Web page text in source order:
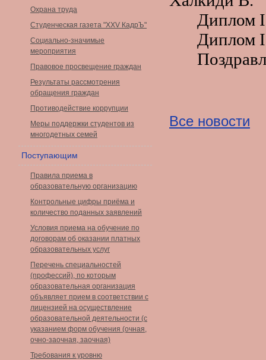
Охрана труда
Студенческая газета "XXV КадрЪ"
Социально-значимые
мероприятия
Правовое просвещение граждан
Результаты рассмотрения
обращения граждан
Противодействие коррупции
Меры поддержки студентов из
многодетных семей
Поступающим
Правила приема в
образовательную организацию
Контрольные цифры приёма и
количество поданных заявлений
Условия приема на обучение по
договорам об оказании платных
образовательных услуг
Перечень специальностей
(профессий), по которым
образовательная организация
объявляет прием в соответствии с
лицензией на осуществление
образовательной деятельности (с
указанием форм обучения (очная,
очно-заочная, заочная)
Требования к уровню
Диплом I
Диплом
Все новости